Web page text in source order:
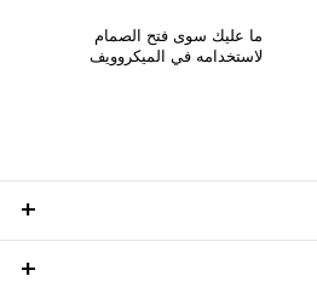
ما عليك سوى فتح الصمام
لاستخدامه في الميكروويف